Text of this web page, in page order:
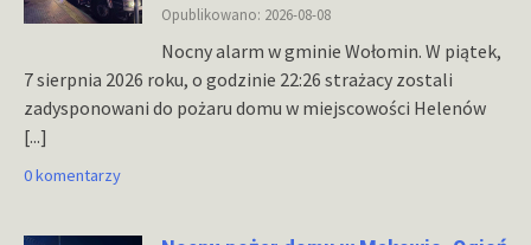
Opublikowano: 2026-08-08
Nocny alarm w gminie Wołomin. W piątek,
7 sierpnia 2026 roku, o godzinie 22:26 strażacy zostali
zadysponowani do pożaru domu w miejscowości Helenów
[...]
0 komentarzy